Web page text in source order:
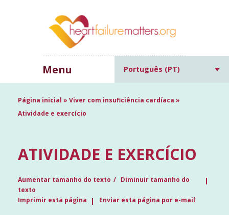
Menu Português (PT)
Página inicial » Viver com insuficiência cardíaca »
Atividade e exercício
ATIVIDADE E EXERCÍCIO
Aumentar tamanho do texto
Diminuir tamanho do
texto
Imprimir esta página
Enviar esta página por e-mail